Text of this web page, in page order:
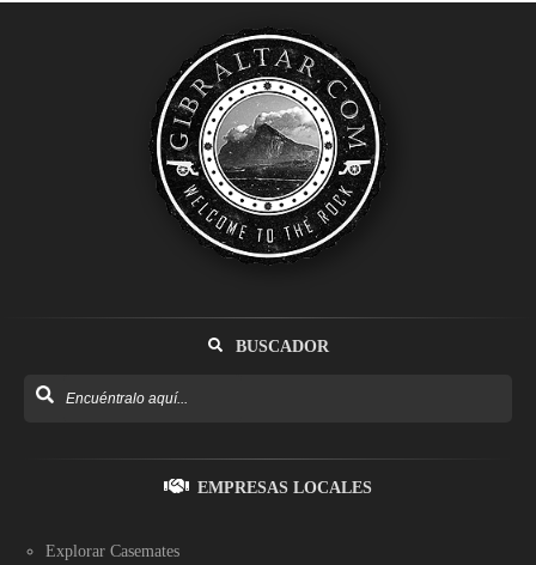
BUSCADOR
EMPRESAS LOCALES
Explorar Casemates